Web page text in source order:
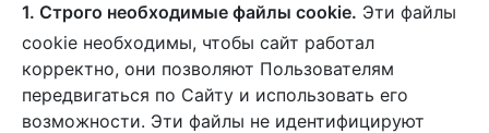
1. Строго необходимые файлы cookie. Эти файлы
cookie необходимы, чтобы сайт работал
корректно, они позволяют Пользователям
передвигаться по Сайту и использовать его
возможности. Эти файлы не идентифицируют